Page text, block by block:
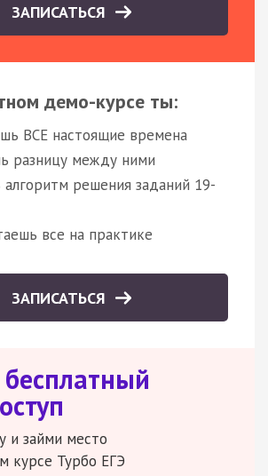
ЗАПИСАТЬСЯ
демо-курсе ты:
ВСЕ настоящие времена
разницу между ними
алгоритм решения заданий 19-
все на практике
ЗАПИСАТЬСЯ
и займи место
курсе Турбо ЕГЭ